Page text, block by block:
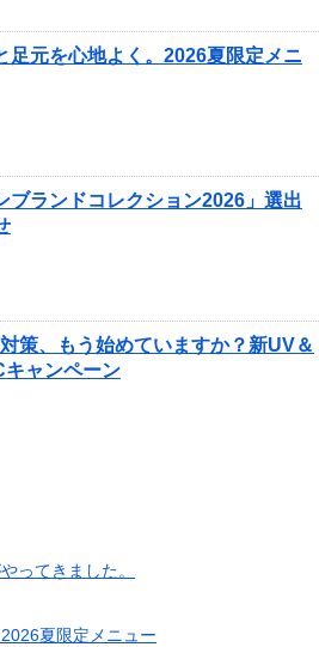
足元を心地よく。2026夏限定メニ
ブランドコレクション2026」選出
策、もう始めていますか？新UV＆
キャンペーン
ってきました。
夏限定メニュー